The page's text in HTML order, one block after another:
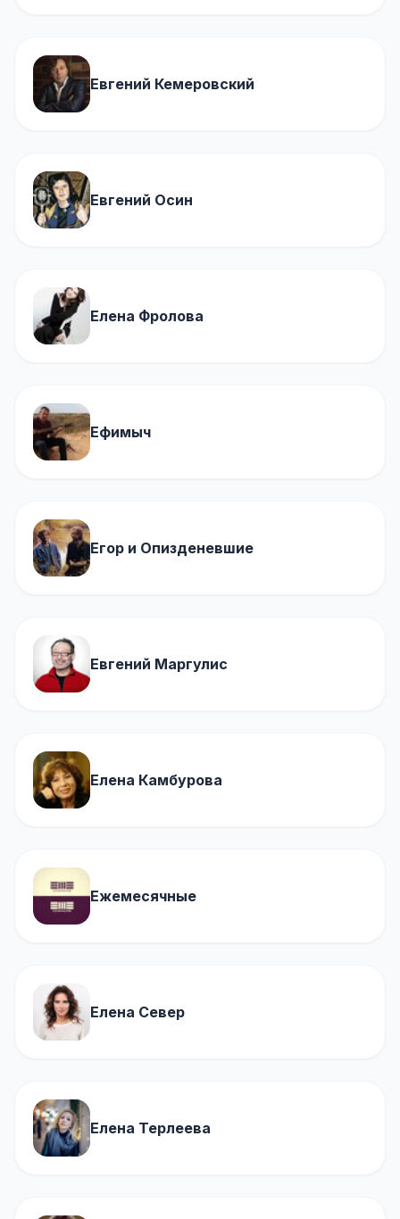
Евгений Кемеровский
Евгений Осин
Елена Фролова
Ефимыч
Егор и Опизденевшие
Евгений Маргулис
Елена Камбурова
Ежемесячные
Елена Север
Елена Терлеева